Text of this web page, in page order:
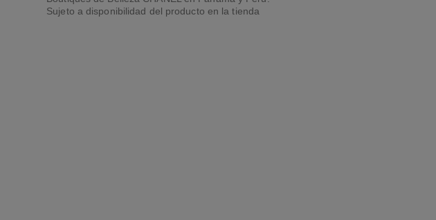
Sujeto a disponibilidad del producto en la tienda